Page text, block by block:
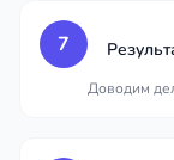
7
Доводим